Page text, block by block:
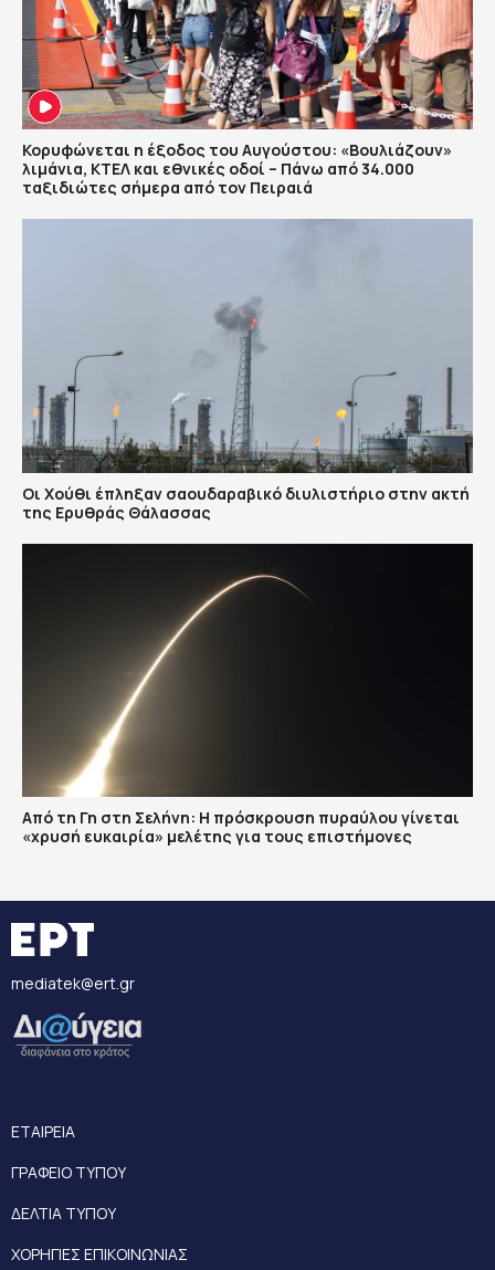
Κορυφώνεται η έξοδος του Αυγούστου: «Βουλιάζουν»
λιμάνια, ΚΤΕΛ και εθνικές οδοί – Πάνω από 34.000
ταξιδιώτες σήμερα από τον Πειραιά
Οι Χούθι έπληξαν σαουδαραβικό διυλιστήριο στην ακτή
της Ερυθράς Θάλασσας
Από τη Γη στη Σελήνη: Η πρόσκρουση πυραύλου γίνεται
«χρυσή ευκαιρία» μελέτης για τους επιστήμονες
mediatek@ert.gr
ΕΤΑΙΡΕΙΑ
ΓΡΑΦΕΙΟ ΤΥΠΟΥ
ΔΕΛΤΙΑ ΤΥΠΟΥ
ΧΟΡΗΓΙΕΣ ΕΠΙΚΟΙΝΩΝΙΑΣ